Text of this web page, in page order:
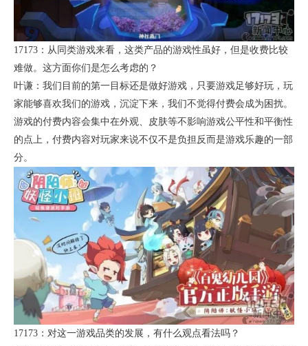
17173：从同类游戏来看，这类产品的游戏性虽好，但是收费比较
难做。这方面你们是怎么考虑的？
叶谦：我们目前的第一目标还是做好游戏，只要游戏足够好玩，玩
家能够喜欢我们的游戏，沉淀下来，我们不觉得付费会成为困扰。
游戏的付费内容会集中在外观、皮肤等不影响游戏公平性和平衡性
的点上，付费内容对玩家来说不仅不是负担反而是游戏乐趣的一部
分。
17173：对这一游戏品类的发展，有什么观点看法吗？